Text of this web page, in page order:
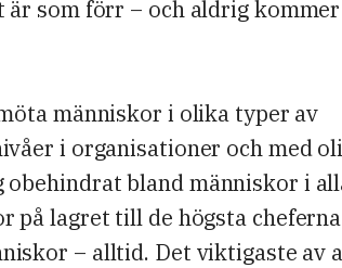
är som förr – och aldrig
människor i olika typer av
i organisationer och med
obehindrat bland människor i
på lagret till de högsta
– alltid. Det viktigaste av